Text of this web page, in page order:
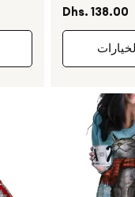
السعر
العادي
Dhs. 138.00